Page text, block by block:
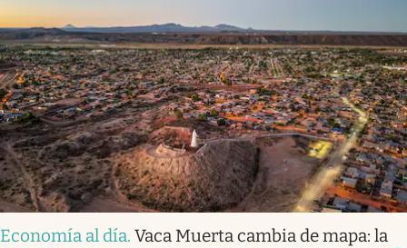
Economía al día. Vaca Muerta cambia de mapa: la